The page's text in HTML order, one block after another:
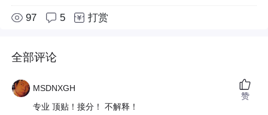
97 5 打赏
全部评论
MSDNXGH
专业 顶贴！接分！ 不解释！
赞